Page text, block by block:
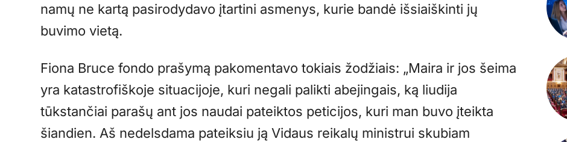
namų ne kartą pasirodydavo įtartini asmenys, kurie bandė išsiaiškinti jų
buvimo vietą.
Fiona Bruce fondo prašymą pakomentavo tokiais žodžiais: „Maira ir jos šeima
yra katastrofiškoje situacijoje, kuri negali palikti abejingais, ką liudija
tūkstančiai parašų ant jos naudai pateiktos peticijos, kuri man buvo įteikta
šiandien. Aš nedelsdama pateiksiu ją Vidaus reikalų ministrui skubiam